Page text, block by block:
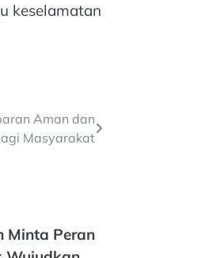
keselamatan
Aman dan
Masyarakat
Minta Peran